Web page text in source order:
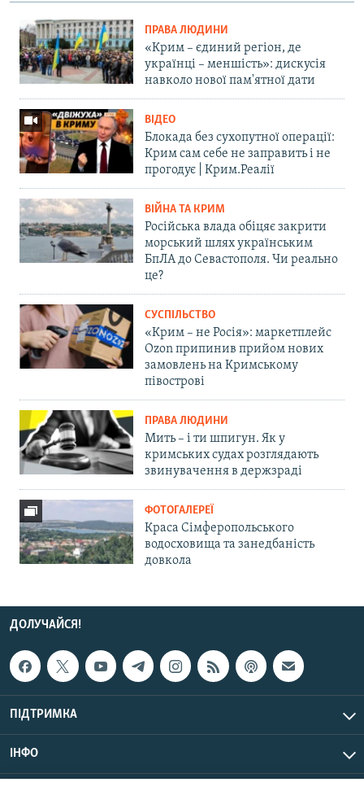
ПРАВА ЛЮДИНИ
«Крим – єдиний регіон, де
українці – меншість»: дискусія
навколо нової пам'ятної дати
ВІДЕО
Блокада без сухопутної операції:
Крим сам себе не заправить і не
прогодує | Крим.Реалії
ВІЙНА ТА КРИМ
Російська влада обіцяє закрити
морський шлях українським
БпЛА до Севастополя. Чи реально
це?
СУСПІЛЬСТВО
«Крим – не Росія»: маркетплейс
Ozon припинив прийом нових
замовлень на Кримському
півострові
ПРАВА ЛЮДИНИ
Мить – і ти шпигун. Як у
кримських судах розглядають
звинувачення в держзраді
ФОТОГАЛЕРЕЇ
Краса Сімферопольського
водосховища та занедбаність
довкола
ДОЛУЧАЙСЯ!
ПІДТРИМКА
ІНФО